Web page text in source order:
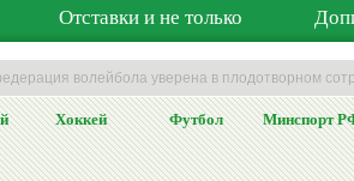
Отставки и не только
волейбола уверена в плодотворном
Хоккей Футбол Минспорт